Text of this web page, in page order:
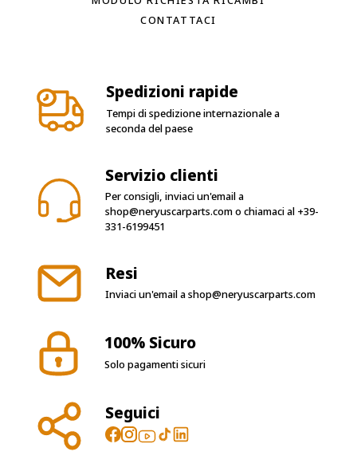
CONTATTACI
Spedizioni rapide
Tempi di spedizione internazionale a
seconda del paese
Servizio clienti
Per consigli, inviaci un'email a
shop@neryuscarparts.como chiamaci al +39-
331-6199451
Resi
Inviaci un'email ashop@neryuscarparts.com
100% Sicuro
Solo pagamenti sicuri
Seguici